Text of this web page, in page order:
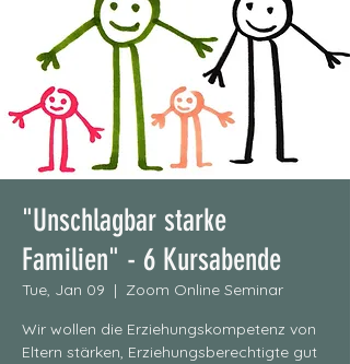
"Unschlagbar starke
Familien" - 6 Kursabende
Tue, Jan 09
  |
Zoom Online Seminar
Wir wollen die Erziehungskompetenz von
Eltern stärken, Erziehungsberechtigte gut